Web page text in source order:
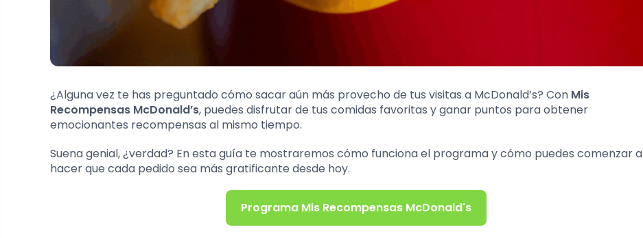
¿Alguna vez te has preguntado cómo sacar aún más provecho de tus visitas a McDonald’s? Con Mis
Recompensas McDonald’s, puedes disfrutar de tus comidas favoritas y ganar puntos para obtener
emocionantes recompensas al mismo tiempo.
Suena genial, ¿verdad? En esta guía te mostraremos cómo funciona el programa y cómo puedes comenzar a
hacer que cada pedido sea más gratificante desde hoy.
Programa Mis Recompensas McDonald's